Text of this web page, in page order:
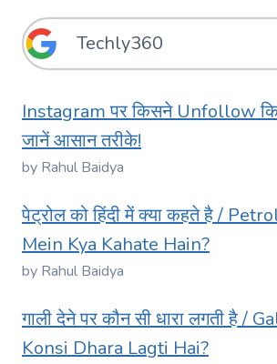
Instagram पर किसने Unfollow
जानें आसान तरीके!
by Rahul Baidya
पेट्रोल को हिंदी में क्या कहते है /
Mein Kya Kahate Hain?
by Rahul Baidya
गाली देने पर कौन सी धारा लगती है /
Konsi Dhara Lagti Hai?